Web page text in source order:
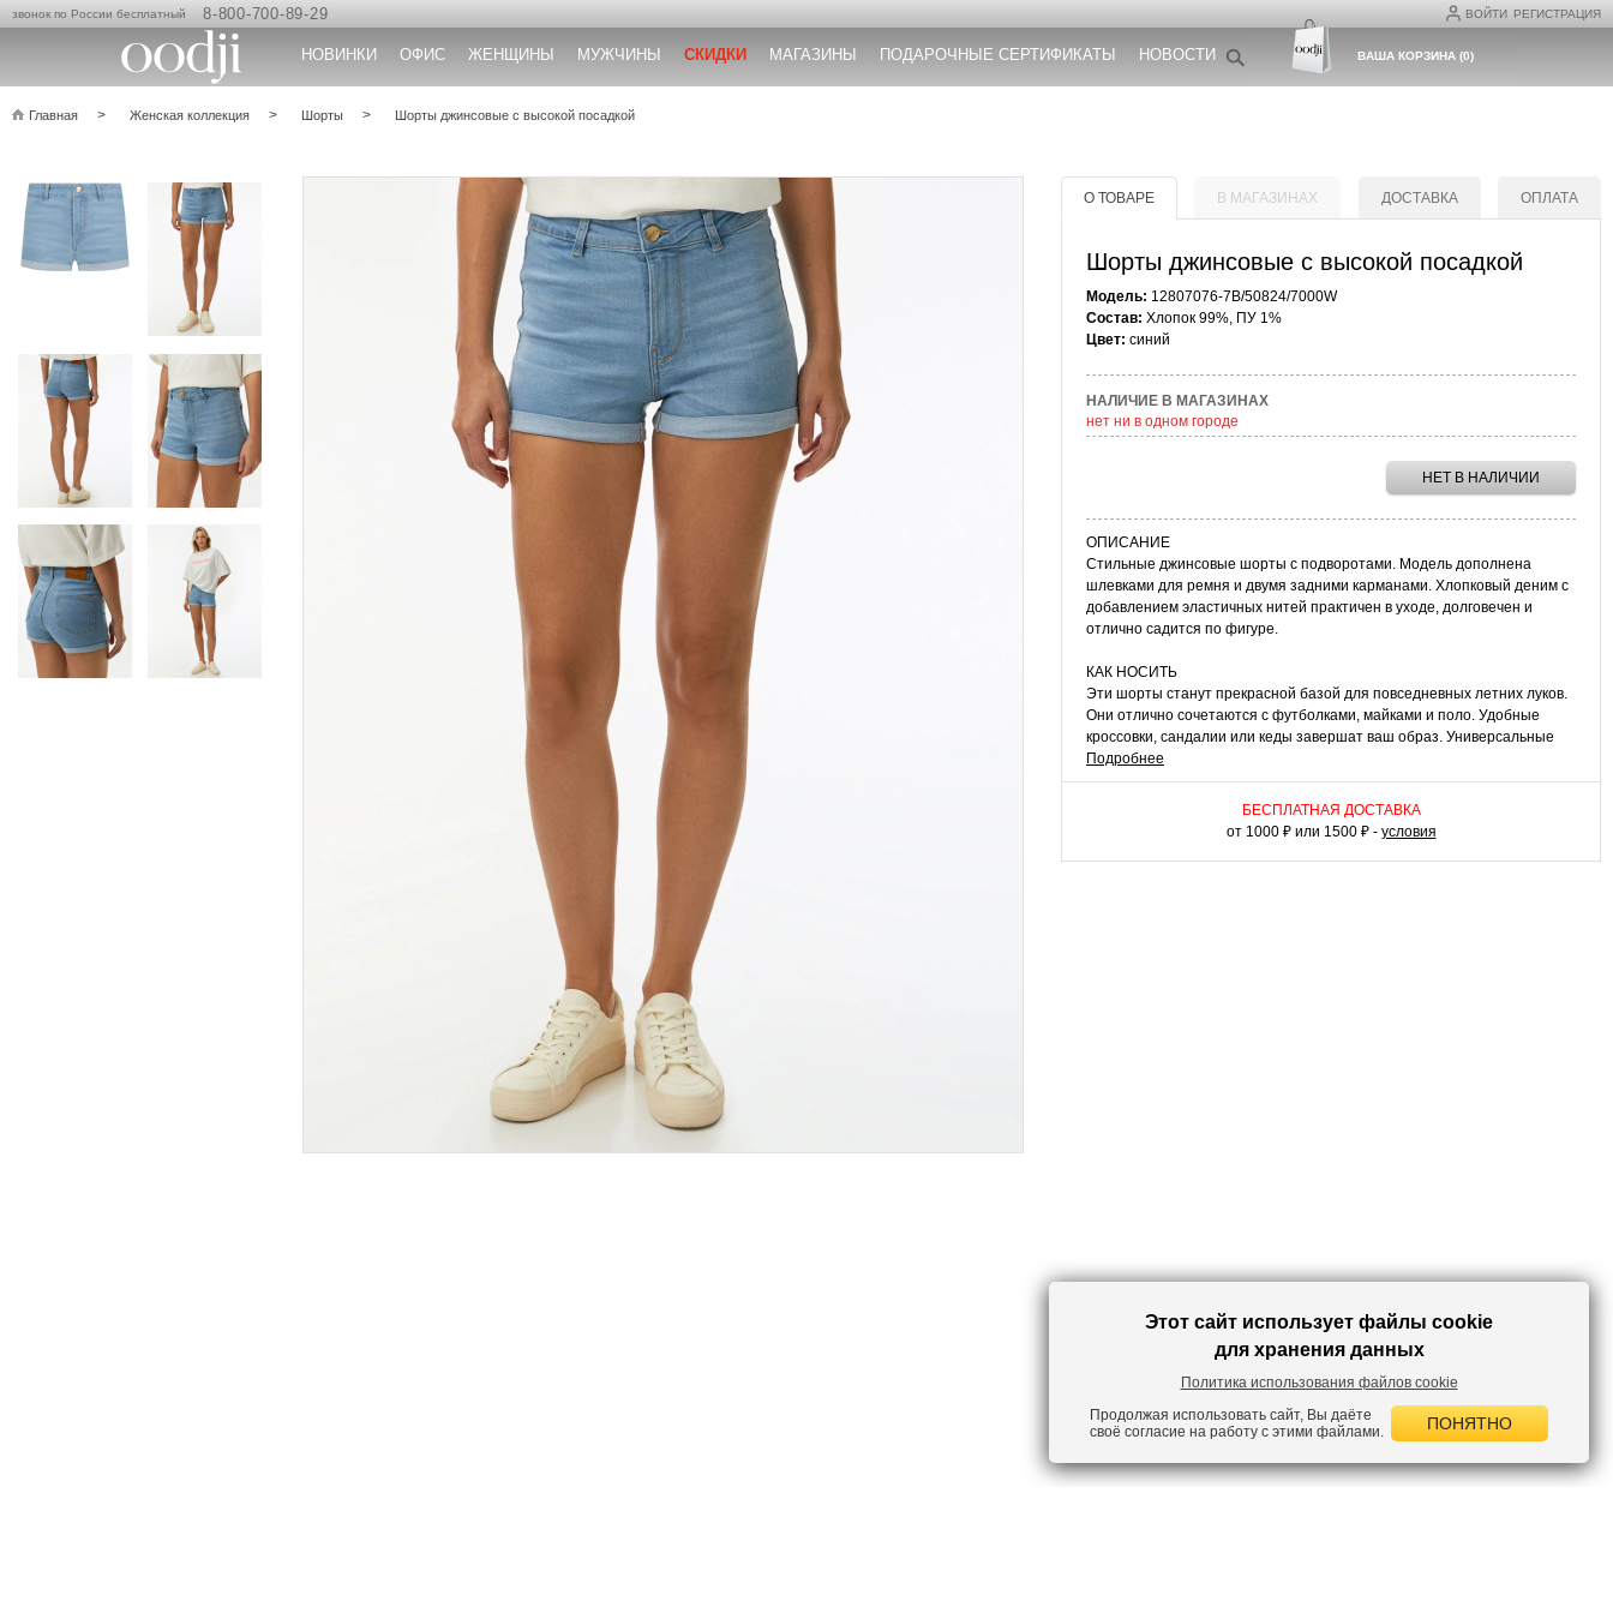
ВОЙТИ РЕГИСТРАЦИЯ
звонок по России бесплатный 8-800-700-89-29
НОВИНКИ ОФИС ЖЕНЩИНЫ МУЖЧИНЫ СКИДКИ МАГАЗИНЫ ПОДАРОЧНЫЕ СЕРТИФИКАТЫ НОВОСТИ ВАША КОРЗИНА(0)
Главная Женская коллекция Шорты Шорты джинсовые с высокой посадкой
О ТОВАРЕ В МАГАЗИНАХ ДОСТАВКА ОПЛАТА
Шорты джинсовые с высокой посадкой
Модель: 12807076-7B/50824/7000W
Состав: Хлопок 99%, ПУ 1%
Цвет: синий
НАЛИЧИЕ В МАГАЗИНАХ
нет ни в одном городе
НЕТ В НАЛИЧИИ
ОПИСАНИЕ
Стильные джинсовые шорты с подворотами. Модель дополнена
шлевками для ремня и двумя задними карманами. Хлопковый деним с
добавлением эластичных нитей практичен в уходе, долговечен и
отлично садится по фигуре.
КАК НОСИТЬ
Эти шорты станут прекрасной базой для повседневных летних луков.
Они отлично сочетаются с футболками, майками и поло. Удобные
кроссовки, сандалии или кеды завершат ваш образ. Универсальные
джинсовые шорты разнообразят ваш гардероб!
Подробнее
БЕСПЛАТНАЯ ДОСТАВКА
от 1000 ₽ или 1500 ₽ - условия
Этот сайт использует файлы cookie
для хранения данных
Политика использования файлов cookie
Продолжая использовать сайт, Вы даёте
своё согласие на работу с этими файлами.
ПОНЯТНО